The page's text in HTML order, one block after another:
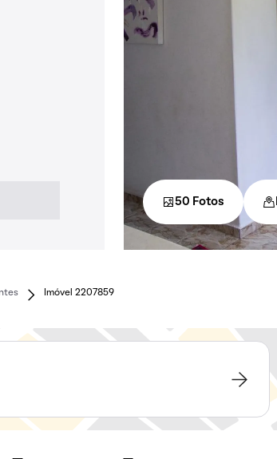
50 Fotos
Imóvel 2207859